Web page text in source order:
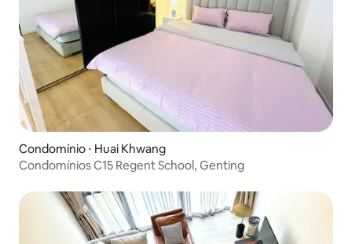
Condomínio ⋅ Huai Khwang
Condomínios C15 Regent School, Genting